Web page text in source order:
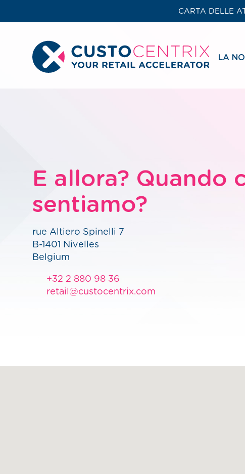
CARTA DELLE
LA
E allora? Quando
sentiamo?
rue Altiero Spinelli 7
B-1401 Nivelles
Belgium
+32 2 880 98 36
retail@custocentrix.com